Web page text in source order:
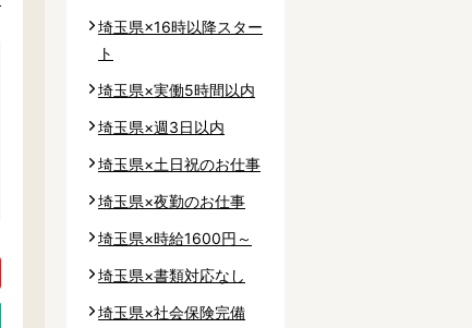
埼玉県×16時以降スター
ト
埼玉県×実働5時間以内
埼玉県×週3日以内
埼玉県×土日祝のお仕事
埼玉県×夜勤のお仕事
埼玉県×時給1600円～
埼玉県×書類対応なし
埼玉県×社会保険完備